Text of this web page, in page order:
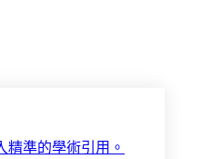
精準的學術引用。